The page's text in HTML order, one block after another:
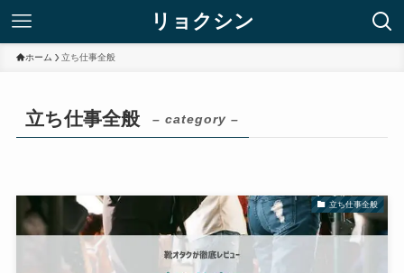
リョクシン
ホーム 立ち仕事全般
立ち仕事全般 – category –
立ち仕事全般